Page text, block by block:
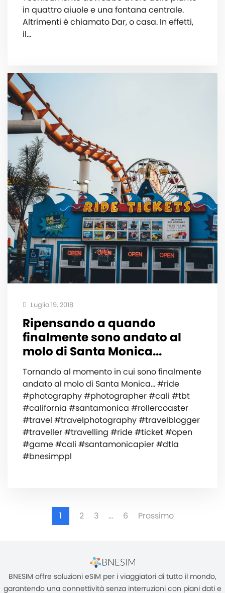
in quattro aiuole e una fontana centrale.
Altrimenti è chiamato Dar, o casa. In effetti,
il…
Luglio 19, 2018
Ripensando a quando
finalmente sono andato al
molo di Santa Monica...
Tornando al momento in cui sono finalmente
andato al molo di Santa Monica... #ride
#photography #photographer #cali #tbt
#california #santamonica #rollercoaster
#travel #travelphotography #travelblogger
#traveller #travelling #ride #ticket #open
#game #cali #santamonicapier #dtla
#bnesimppl
1 2 3 … 6 Prossimo
BNESIM offre soluzioni eSIM per i viaggiatori di tutto il mondo,
garantendo una connettività senza interruzioni con piani dati e